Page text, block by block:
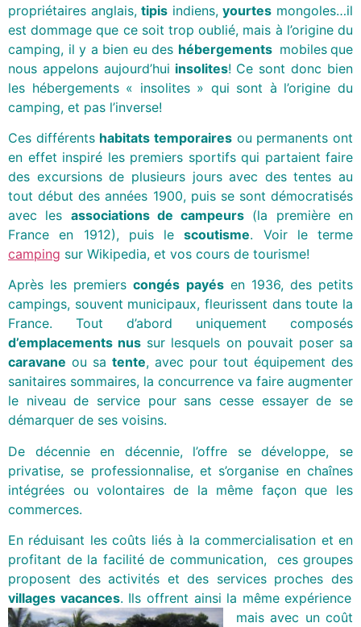
propriétaires anglais,tipis indiens,yourtes mongoles…il
est dommage que ce soit trop oublié, mais à l’origine du
camping, il y a bien eu des hébergements mobiles que
nous appelons aujourd’hui insolites! Ce sont donc bien
les hébergements « insolites » qui sont à l’origine du
camping, et pas l’inverse!
Ces différents habitats temporaires ou permanents ont
en effet inspiré les premiers sportifs qui partaient faire
des excursions de plusieurs jours avec des tentes au
tout début des années 1900, puis se sont démocratisés
avec les associations de campeurs (la première en
France en 1912), puis lescoutisme. Voir le terme
camping sur Wikipedia, et vos cours de tourisme!
Après les premierscongés payésen 1936, des petits
campings, souvent municipaux, fleurissent dans toute la
France. Tout d’abord uniquement composés
d’emplacements nus sur lesquels on pouvait poser sa
caravane ou sa tente, avec pour tout équipement des
sanitaires sommaires, la concurrence va faire augmenter
le niveau de service pour sans cesse essayer de se
démarquer de ses voisins.
De décennie en décennie, l’offre se développe, se
privatise, se professionnalise, et s’organise en chaînes
intégrées ou volontaires de la même façon que les
commerces.
En réduisant les coûts liés à la commercialisation et en
profitant de la facilité de communication, ces groupes
proposent des activités et des services proches des
villages vacances. Ils offrent ainsi la même expérience
mais avec un coût